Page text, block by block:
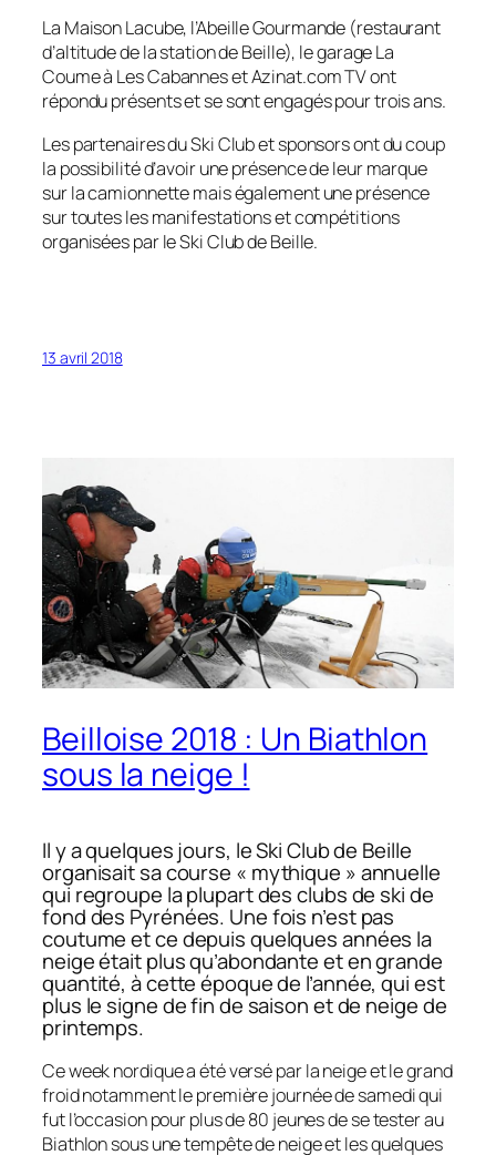
La Maison Lacube, l’Abeille Gourmande (restaurant
d’altitude de la station de Beille), le garage La
Coume à Les Cabannes et Azinat.com TV ont
répondu présents et se sont engagés pour trois ans.
Les partenaires du Ski Club et sponsors ont du coup
la possibilité d’avoir une présence de leur marque
sur la camionnette mais également une présence
sur toutes les manifestations et compétitions
organisées par le Ski Club de Beille.
13 avril 2018
Beilloise 2018 : Un Biathlon
sous la neige !
Il y a quelques jours, le Ski Club de Beille
organisait sa course « mythique »annuelle
qui regroupe la plupart des clubs de ski de
fond des Pyrénées. Une fois n’est pas
coutume et ce depuis quelques années la
neige était plus qu’abondante et en grande
quantité, à cette époque de l’année, qui est
plus le signe de fin de saison et de neige de
printemps.
Ce week nordique a été versé par la neige et le grand
froid notamment le première journée de samedi qui
fut l’occasion pour plus de 80 jeunes de se tester au
Biathlon sous une tempête de neige et les quelques